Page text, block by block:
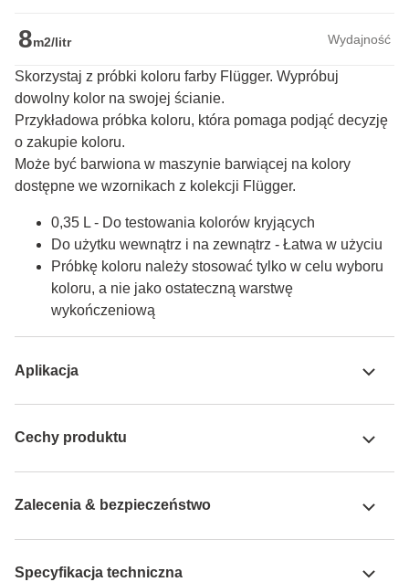
8m2/litr Wydajność
Skorzystaj z próbki koloru farby Flügger. Wypróbuj
dowolny kolor na swojej ścianie.
Przykładowa próbka koloru, która pomaga podjąć decyzję
o zakupie koloru.
Może być barwiona w maszynie barwiącej na kolory
dostępne we wzornikach z kolekcji Flügger.
0,35 L - Do testowania kolorów kryjących
Do użytku wewnątrz i na zewnątrz - Łatwa w użyciu
Próbkę koloru należy stosować tylko w celu wyboru
koloru, a nie jako ostateczną warstwę
wykończeniową
Aplikacja
Cechy produktu
Zalecenia & bezpieczeństwo
Specyfikacja techniczna